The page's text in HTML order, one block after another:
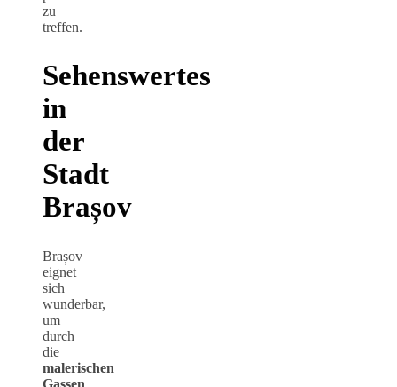
zu
treffen.
Sehenswertes
in
der
Stadt
Brașov
Brașov
eignet
sich
wunderbar,
um
durch
die
malerischen
Gassen